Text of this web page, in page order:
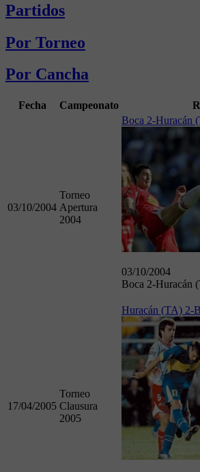
Partidos
Por Torneo
Por Cancha
Fecha Campeonato
03/10/2004
Torneo
Apertura
2004
Boca 2-Huracán
03/10/2004
Boca 2-Huracán
17/04/2005
Torneo
Clausura
2005
Huracán (TA) 2-